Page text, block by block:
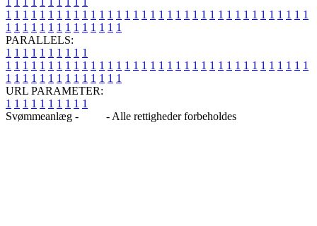
1 1 1 1 1 1 1 1 1 1 1 1 1 1 1 1 1 1 1 1 1 1 1 1 1 1 1 1 1 1 1 1 1 1 1 1
1 1 1 1 1 1 1 1 1 1 1 1 1 1
PARALLELS:
1 1 1 1 1 1 1 1 1 1
1 1 1 1 1 1 1 1 1 1 1 1 1 1 1 1 1 1 1 1 1 1 1 1 1 1 1 1 1 1 1 1 1 1 1 1
1 1 1 1 1 1 1 1 1 1 1 1 1 1
URL PARAMETER:
1 1 1 1 1 1 1 1 1 1
Svømmeanlæg -
- Alle rettigheder forbeholdes